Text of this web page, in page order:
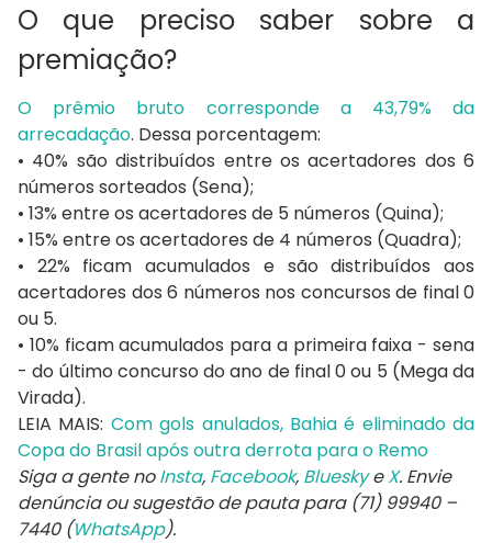
O que preciso saber sobre a
premiação?
O prêmio bruto corresponde a 43,79% da
arrecadação. Dessa porcentagem:
• 40% são distribuídos entre os acertadores dos 6
números sorteados (Sena);
• 13% entre os acertadores de 5 números (Quina);
• 15% entre os acertadores de 4 números (Quadra);
• 22% ficam acumulados e são distribuídos aos
acertadores dos 6 números nos concursos de final 0
ou 5.
• 10% ficam acumulados para a primeira faixa - sena
- do último concurso do ano de final 0 ou 5 (Mega da
Virada).
LEIA MAIS: Com gols anulados, Bahia é eliminado da
Copa do Brasil após outra derrota para o Remo
Siga a gente noInsta, Facebook, BlueskyeX. Envie
denúncia ou sugestão de pauta para (71) 99940 –
7440 (WhatsApp).